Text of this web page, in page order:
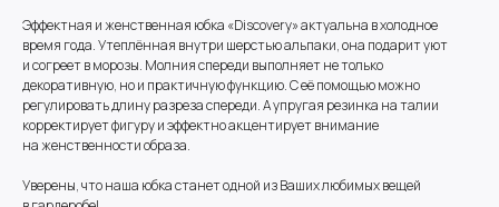
Эффектная и женственная юбка «Discovery» актуальна в холодное
время года. Утеплённая внутри шерстью альпаки, она подарит уют
и согреет в морозы. Молния спереди выполняет не только
декоративную, но и практичную функцию. С её помощью можно
регулировать длину разреза спереди. А упругая резинка на талии
корректирует фигуру и эффектно акцентирует внимание
на женственности образа.
Уверены, что наша юбка станет одной из Ваших любимых вещей